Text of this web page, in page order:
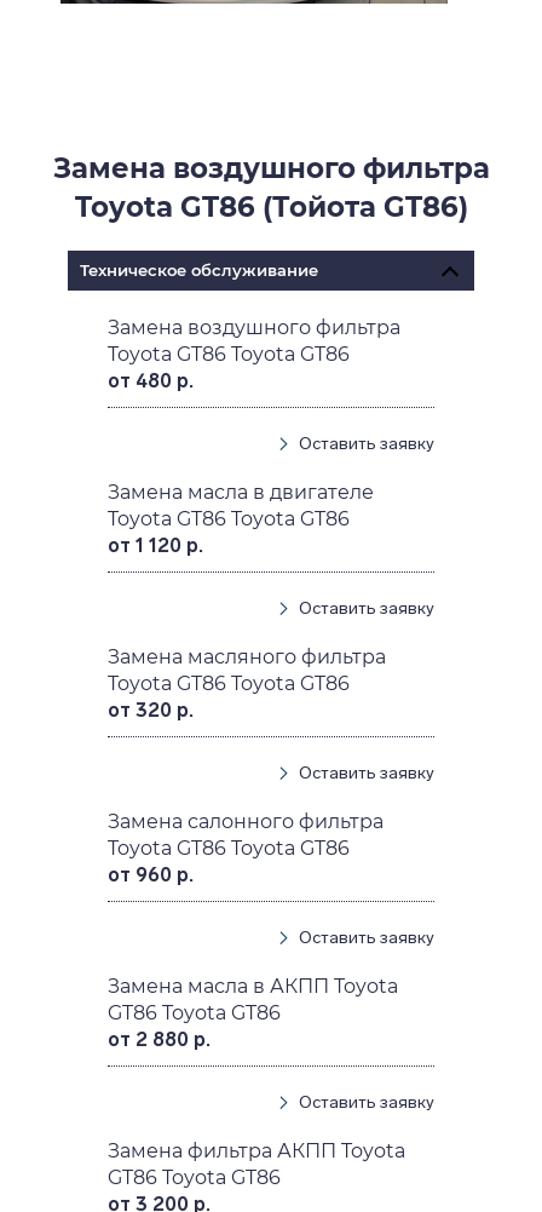
Замена воздушного фильтра
Toyota GT86 (Тойота GT86)
Техническое обслуживание
Замена воздушного фильтра
Toyota GT86 Toyota GT86
от 480 р.
Оставить заявку
Замена масла в двигателе
Toyota GT86 Toyota GT86
от 1 120 р.
Оставить заявку
Замена масляного фильтра
Toyota GT86 Toyota GT86
от 320 р.
Оставить заявку
Замена салонного фильтра
Toyota GT86 Toyota GT86
от 960 р.
Оставить заявку
Замена масла в АКПП Toyota
GT86 Toyota GT86
от 2 880 р.
Оставить заявку
Замена фильтра АКПП Toyota
GT86 Toyota GT86
от 3 200 р.